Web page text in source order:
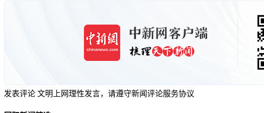
发表评论 文明上网理性发言，请遵守新闻评论服务协议